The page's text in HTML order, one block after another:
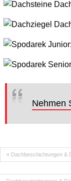
Nehmen
« Dachbeschichtungen &